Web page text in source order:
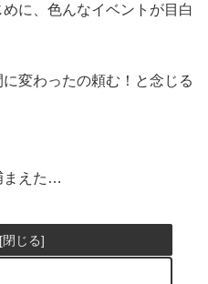
に、色んなイベントが目白
変わったの頼む！と念じる
まえた…